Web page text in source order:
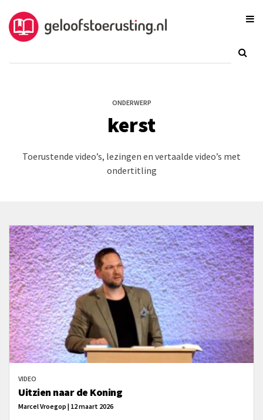
ONDERWERP
kerst
Toerustende video’s, lezingen en vertaalde video’s met
ondertitling
VIDEO
Uitzien naar de Koning
Marcel Vroegop | 12 maart 2026